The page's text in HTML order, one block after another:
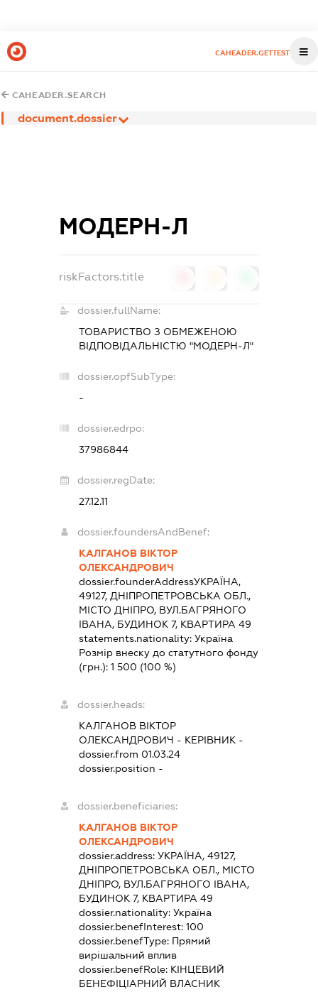
CAHEADER.GETTEST
CAHEADER.SEARCH
document.dossier
МОДЕРН-Л
riskFactors.title
dossier.fullName:
ТОВАРИСТВО З ОБМЕЖЕНОЮ
ВІДПОВІДАЛЬНІСТЮ "МОДЕРН-Л"
dossier.opfSubType:
-
dossier.edrpo:
37986844
dossier.regDate:
27.12.11
dossier.foundersAndBenef:
КАЛГАНОВ ВІКТОР
ОЛЕКСАНДРОВИЧ
dossier.founderAddressУКРАЇНА,
49127, ДНІПРОПЕТРОВСЬКА ОБЛ.,
МІСТО ДНІПРО, ВУЛ.БАГРЯНОГО
ІВАНА, БУДИНОК 7, КВАРТИРА 49
statements.nationality:Україна
Розмір внеску до статутного фонду
(грн.):1 500 (100 %)
dossier.heads:
КАЛГАНОВ ВІКТОР
ОЛЕКСАНДРОВИЧ - КЕРІВНИК -
dossier.from 01.03.24
dossier.position -
dossier.beneficiaries:
КАЛГАНОВ ВІКТОР
ОЛЕКСАНДРОВИЧ
dossier.address:УКРАЇНА, 49127,
ДНІПРОПЕТРОВСЬКА ОБЛ., МІСТО
ДНІПРО, ВУЛ.БАГРЯНОГО ІВАНА,
БУДИНОК 7, КВАРТИРА 49
dossier.nationality:Україна
dossier.benefInterest:100
dossier.benefType: Прямий
вирішальний вплив
dossier.benefRole: КІНЦЕВИЙ
БЕНЕФІЦІАРНИЙ ВЛАСНИК